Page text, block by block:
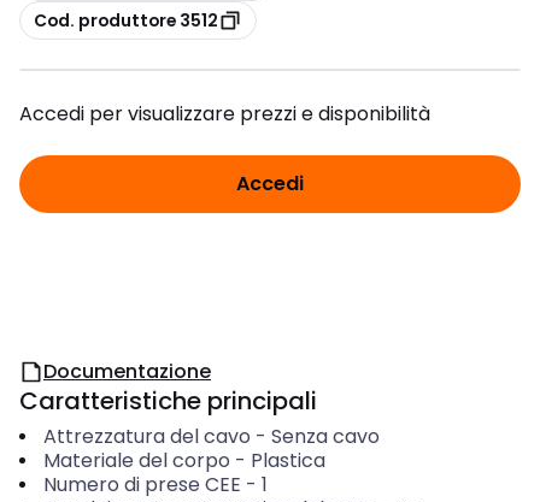
copia
Cod. produttore 3512
Accedi per visualizzare prezzi e disponibilità
Accedi
Documentazione
Caratteristiche principali
Attrezzatura del cavo - Senza cavo
Materiale del corpo - Plastica
Numero di prese CEE - 1